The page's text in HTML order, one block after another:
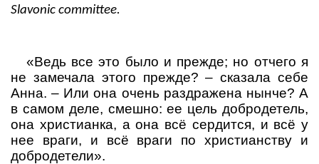
Slavonic committee.
«Ведь все это было и прежде; но отчего я
не замечала этого прежде? – сказала себе
Анна. – Или она очень раздражена нынче? А
в самом деле, смешно: ее цель добродетель,
она христианка, а она всё сердится, и всё у
нее враги, и всё враги по христианству и
добродетели».